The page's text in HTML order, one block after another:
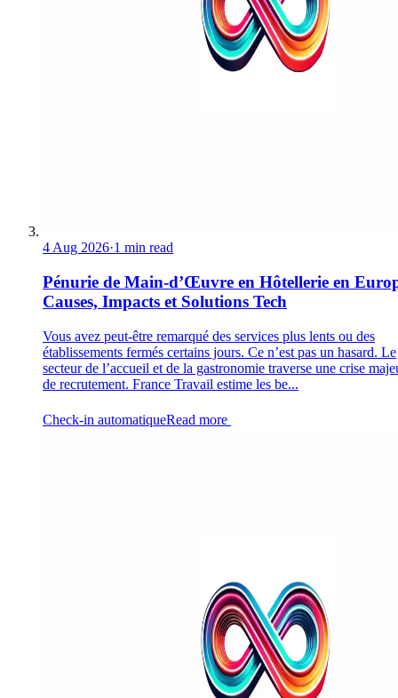
4 Aug 2026·1 min read
Pénurie de Main-d’Œuvre en Hôtellerie en
Causes, Impacts et Solutions Tech
Vous avez peut-être remarqué des services plus lents ou des
établissements fermés certains jours. Ce n’est pas un hasard. Le
secteur de l’accueil et de la gastronomie traverse une crise
de recrutement. France Travail estime les be...
Check-in automatiqueRead more